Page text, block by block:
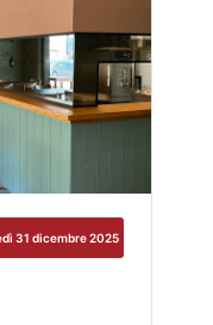
31 dicembre 2025